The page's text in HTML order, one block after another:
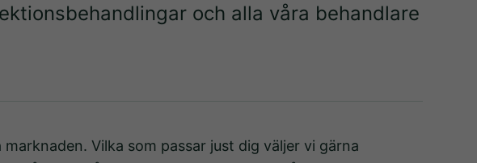
och alla våra behandlare
Vilka som passar just dig väljer vi gärna